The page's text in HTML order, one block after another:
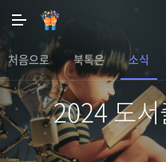
처음으로 북톡은 소식
2024 도